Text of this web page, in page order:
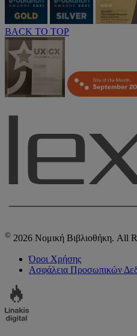
BACK TO TOP
© 2026 Νομική Βιβλιοθήκη. All
Όροι Χρήσης
Ασφάλεια Προσωπικών